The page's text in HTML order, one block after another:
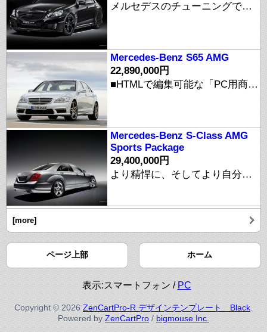
メルセデスのチューニングでは知らない物はいないチューニングメーカーの【BRABUS】が製作した「ブラバスE V12クーペ」。 エンジンは新型Eクラスのクーペをベースに搭載されているV12エンジンの6.3リッターツインターボ パワーは驚愕の640馬力。0-100km/hは4.2秒、0-200km/hが12.9秒 最大時速は約370km/h を誇る。 ブラバス仕様のコイルオーバーサスペンションシステムと19インチホイールを装着、カーボンファイバーを多用しフロントスポイラー、グリル、フロントフェンダー、リアフェンダー、リアディフューザー、インテークシステムなどと共に、内装にもブラバスらしくカーボンを多用し、シートやカーペットや内張りにも軽量素材が使われている。 リアタイヤのホイールアーチカバーが特徴的である。 価格は60万ユーロ
Mercedes-Benz S65 AMG
22,890,000円
■HTMLで編集可能な「PC用商品説明文エリア」 商品に関する説明文をHTMLで自由に表現しましょう。 【※ご注意】 このサイトに掲載されている情報はすべて"デモサイト"としてのダミー情報です。 実在の商品とは関係ありませんのでご注意ください。 【※ご注意】 こちらのサイトで商品をご注文頂く事は出来ません。
Mercedes-Benz S-Class AMG
Sports Package
29,400,000円
より精悍に、そしてより自分らしく。特別なSクラス。 エレガントにしてダイナミックなSクラスを、より精悍に！ S500にAMGスポーツパッケージをオプションでご用意しました。 AMGスタイリングパッケージと専用デザインのヘッドライト、スポーツサスペンションに加え、一層攻撃的な印象を与えるAMGマルチスポークアルミホイールを装備。インテリアには、VANISH Brabus 仕様のコンポジット。 大人の落ち着きと共に攻撃性をイメージさせるレッドカラーステッチが心を揺さぶります。 S500AMGスポーツパッケージ ●18インチAMGマルチスポークアルミホイール(前:225/40R18、後:245/35R18) ●AMGスタイリングパッケージ(フロントスポイラー・サイド&リアスカート、トランクリッドスポイラーリップ) ●専用デザインヘッドライト(ダーク) ●専用インテリアデザイン(ブラックルーフライナー、レッドカラーステッチング、レッドカラーシートベルト、専用アルミニウム調トリム) ●スポーツサスペンション ●専用フロアマット
[more]
ページ上部 ホーム
表示:スマートフォン / PC
Copyright © 2026 ZenCartPro-R デザインテンプレート Black
Powered by ZenCartPro / bigmouse Inc.